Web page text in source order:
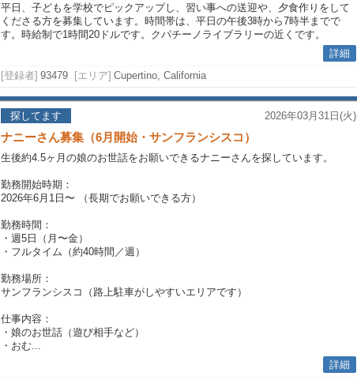
平日、子どもを学校でピックアップし、習い事への送迎や、夕食作りをして
くださる方を募集しています。時間帯は、平日の午後3時から7時半までで
す。時給制で1時間20ドルです。クパチーノライブラリーの近くです。
詳細
[登録者] 93479 [エリア] Cupertino, California
探してます 2026年03月31日(火)
ナニーさん募集（6月開始・サンフランシスコ）
生後約4.5ヶ月の娘のお世話をお願いできるナニーさんを探しています。
勤務開始時期：
2026年6月1日〜 （長期でお願いできる方）
勤務時間：
・週5日（月〜金）
・フルタイム（約40時間／週）
勤務場所：
サンフランシスコ（路上駐車がしやすいエリアです）
仕事内容：
・娘のお世話（遊び相手など）
・おむ...
詳細